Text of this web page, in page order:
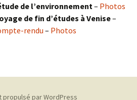
de l’environnement – Photos
de fin d’études à Venise–
rendu – Photos
propulsé par WordPress